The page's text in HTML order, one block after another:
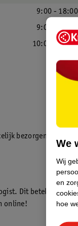
9:00 - 18:00
9:00 - 18:00
10:00 - 18:00
bezorgen in de
Dit betekent dat
online!
We
Wij
en
hoe